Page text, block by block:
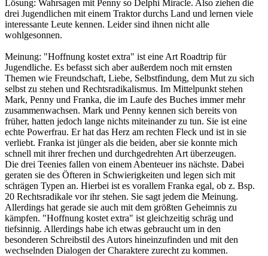
Lösung: Wahrsagen mit Penny so Delphi Miracle. Also ziehen die
drei Jugendlichen mit einem Traktor durchs Land und lernen viele
interessante Leute kennen. Leider sind ihnen nicht alle
wohlgesonnen.
Meinung: "Hoffnung kostet extra" ist eine Art Roadtrip für
Jugendliche. Es befasst sich aber außerdem noch mit ernsten
Themen wie Freundschaft, Liebe, Selbstfindung, dem Mut zu sich
selbst zu stehen und Rechtsradikalismus. Im Mittelpunkt stehen
Mark, Penny und Franka, die im Laufe des Buches immer mehr
zusammenwachsen. Mark und Penny kennen sich bereits von
früher, hatten jedoch lange nichts miteinander zu tun. Sie ist eine
echte Powerfrau. Er hat das Herz am rechten Fleck und ist in sie
verliebt. Franka ist jünger als die beiden, aber sie konnte mich
schnell mit ihrer frechen und durchgedrehten Art überzeugen.
Die drei Teenies fallen von einem Abenteuer ins nächste. Dabei
geraten sie des Öfteren in Schwierigkeiten und legen sich mit
schrägen Typen an. Hierbei ist es vorallem Franka egal, ob z. Bsp.
20 Rechtsradikale vor ihr stehen. Sie sagt jedem die Meinung.
Allerdings hat gerade sie auch mit dem größten Geheimnis zu
kämpfen. "Hoffnung kostet extra" ist gleichzeitig schräg und
tiefsinnig. Allerdings habe ich etwas gebraucht um in den
besonderen Schreibstil des Autors hineinzufinden und mit den
wechselnden Dialogen der Charaktere zurecht zu kommen.